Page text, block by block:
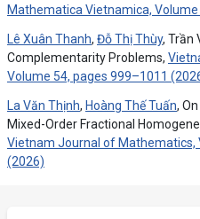
Mathematica Vietnamica,
Lê Xuân Thanh, Đỗ Thị Thùy, Trần
Complementarity Problems,
Volume 54, pages 999–1011
La Văn Thịnh, Hoàng Thế Tuấn,
Mixed-Order Fractional
Vietnam Journal of Mathematics,
(2026)